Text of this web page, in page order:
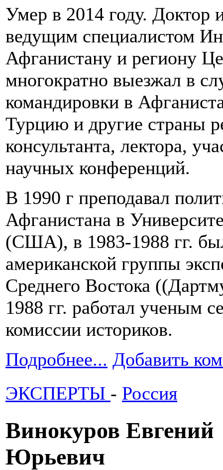
Умер в 2014 году. Доктор
ведущим специалистом
Афганистану и региону
многократно выезжал в
командировки в
Турцию и другие страны
консультанта, лектора,
научных конференций.
В 1990 г преподавал
Афганистана в
(США), в 1983-1988 гг.
американской группы
Среднего Востока
1988 гг. работал ученым
комиссии историков.
Подробнее... Добавить
ЭКСПЕРТЫ - Россия
Винокуров Евгений
Юрьевич